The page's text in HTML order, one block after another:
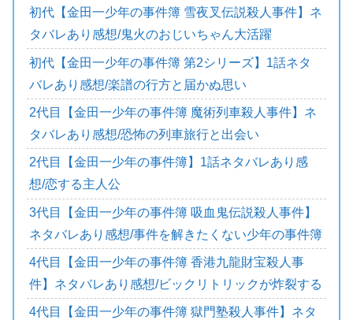
初代【金田一少年の事件簿 雪夜叉伝説殺人事件】ネ
タバレあり感想/鬼火のおじいちゃん大活躍
初代【金田一少年の事件簿 第2シリーズ】1話ネタ
バレあり感想/楽譜の行方と届かぬ思い
2代目【金田一少年の事件簿 魔術列車殺人事件】ネ
タバレあり感想/恐怖の列車旅行と出会い
2代目【金田一少年の事件簿】1話ネタバレあり感
想/恋する主人公
3代目【金田一少年の事件簿 吸血鬼伝説殺人事件】
ネタバレあり感想/事件を解きたくない少年の事件簿
4代目【金田一少年の事件簿 香港九龍財宝殺人事
件】ネタバレあり感想/ビックリトリックが炸裂する
4代目【金田一少年の事件簿 獄門塾殺人事件】ネタ